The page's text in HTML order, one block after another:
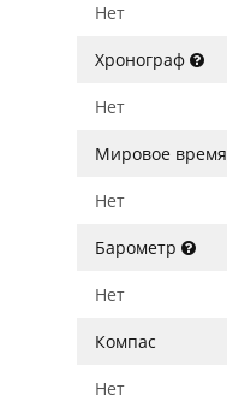
Нет
Хронограф
Нет
Мировое время
Нет
Барометр
Нет
Компас
Нет